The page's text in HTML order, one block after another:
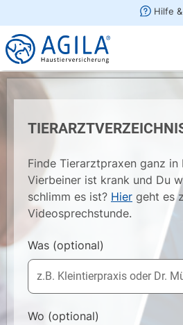
Finde Tierarztpraxen ganz in
Vierbeiner ist krank und Du
schlimm es ist? Hier geht es
Videosprechstunde.
Was (optional)
Wo (optional)
×
AGILA Kunden-App
Gratis - Im Play Store laden